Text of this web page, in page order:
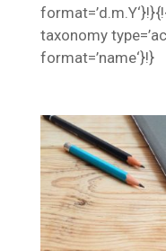
taxonomy
format=’name‘}!}